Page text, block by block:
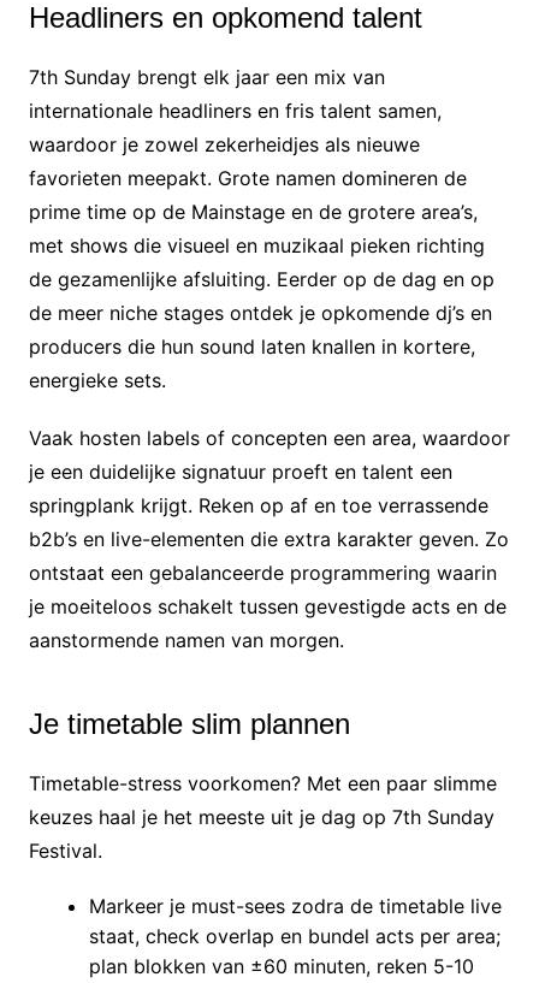
Headliners en opkomend talent
7th Sunday brengt elk jaar een mix van
internationale headliners en fris talent samen,
waardoor je zowel zekerheidjes als nieuwe
favorieten meepakt. Grote namen domineren de
prime time op de Mainstage en de grotere area’s,
met shows die visueel en muzikaal pieken richting
de gezamenlijke afsluiting. Eerder op de dag en op
de meer niche stages ontdek je opkomende dj’s en
producers die hun sound laten knallen in kortere,
energieke sets.
Vaak hosten labels of concepten een area, waardoor
je een duidelijke signatuur proeft en talent een
springplank krijgt. Reken op af en toe verrassende
b2b’s en live-elementen die extra karakter geven. Zo
ontstaat een gebalanceerde programmering waarin
je moeiteloos schakelt tussen gevestigde acts en de
aanstormende namen van morgen.
Je timetable slim plannen
Timetable-stress voorkomen? Met een paar slimme
keuzes haal je het meeste uit je dag op 7th Sunday
Festival.
Markeer je must-sees zodra de timetable live
staat, check overlap en bundel acts per area;
plan blokken van ±60 minuten, reken 5-10